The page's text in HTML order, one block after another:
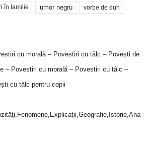
în familie umor negru vorbe de duh
cu morală – Povestiri cu tâlc – Povești de
– Povestiri cu morală – Povestiri cu tâlc –
cu tâlc pentru copii